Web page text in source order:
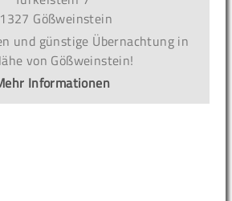
Gößweinstein
und günstige Übernachtung in
von Gößweinstein!
Informationen